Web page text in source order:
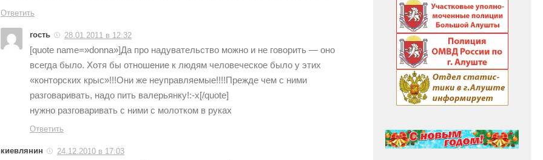
Ответить
гость 28.01.2011 в 12:32
[quote name=»donna»]Да про надувательство можно и не говорить — оно
всегда было. Хотя бы отношение к людям человеческое было у этих
«конторских крыс»!!!Они же неуправляемые!!!!Прежде чем с ними
разговаривать, надо пить валерьянку!:-x[/quote]
нужно разговаривать с ними с молотком в руках
Ответить
киевлянин 24.12.2010 в 17:03